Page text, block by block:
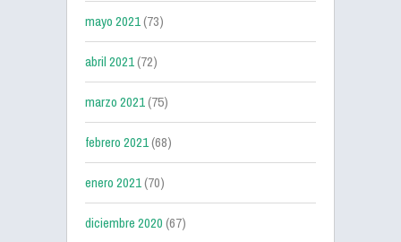
mayo 2021(73)
abril 2021(72)
marzo 2021(75)
febrero 2021(68)
enero 2021(70)
diciembre 2020(67)